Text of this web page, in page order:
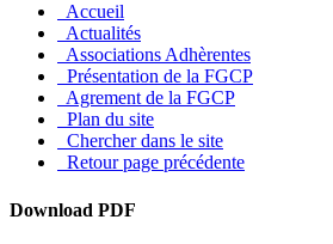
Accueil
Actualités
Associations Adhèrentes
Présentation de la FGCP
Agrement de la FGCP
Plan du site
Chercher dans le site
Retour page précédente
Download PDF